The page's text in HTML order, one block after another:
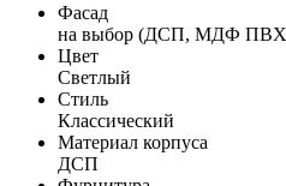
Фасад
на выбор (ДСП, МДФ ПВХ
Цвет
Светлый
Стиль
Классический
Материал корпуса
ДСП